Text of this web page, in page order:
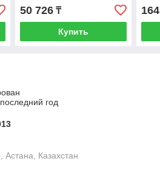
50 726₸
Купить
год
Казахстан